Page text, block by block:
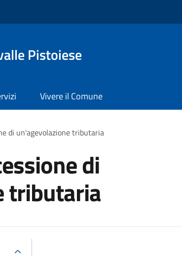
Pistoiese
Vivere il Comune
di un'agevolazione tributaria
di
tributaria